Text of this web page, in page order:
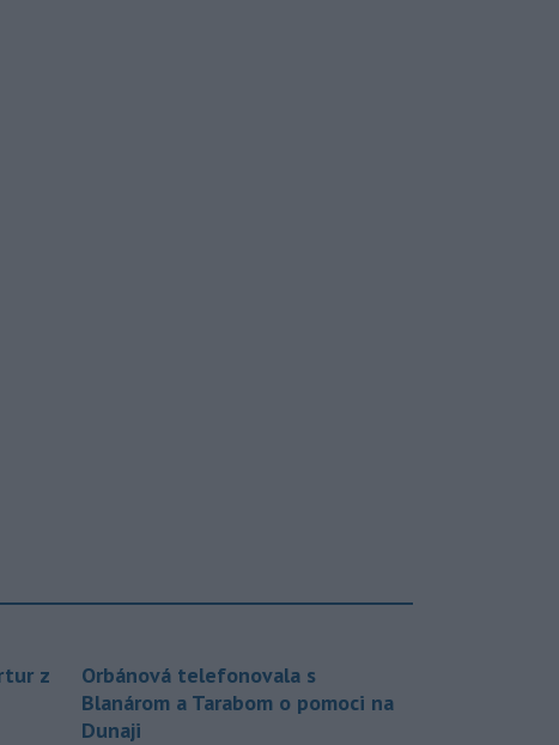
z
Orbánová telefonovala s
Blanárom a Tarabom o pomoci na
Dunaji